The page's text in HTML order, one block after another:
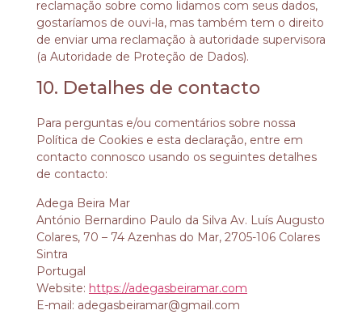
reclamação sobre como lidamos com seus dados,
gostaríamos de ouvi-la, mas também tem o direito
de enviar uma reclamação à autoridade supervisora
(a Autoridade de Proteção de Dados).
10. Detalhes de contacto
Para perguntas e/ou comentários sobre nossa
Política de Cookies e esta declaração, entre em
contacto connosco usando os seguintes detalhes
de contacto:
Adega Beira Mar
António Bernardino Paulo da Silva Av. Luís Augusto
Colares, 70 – 74 Azenhas do Mar, 2705-106 Colares
Sintra
Portugal
Website: https://adegasbeiramar.com
E-mail: adegasbeiramar@gmail.com